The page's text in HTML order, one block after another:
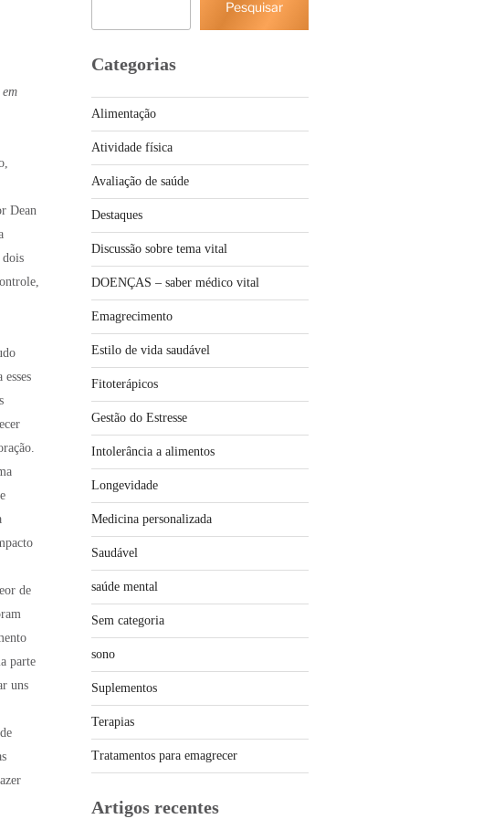
Dean
dois
de
parte
uns
Pesquisar
Categorias
Alimentação
Atividade física
Avaliação de saúde
Destaques
Discussão sobre tema vital
DOENÇAS – saber médico vital
Emagrecimento
Estilo de vida saudável
Fitoterápicos
Gestão do Estresse
Intolerância a alimentos
Longevidade
Medicina personalizada
Saudável
saúde mental
Sem categoria
sono
Suplementos
Terapias
Tratamentos para emagrecer
Artigos recentes